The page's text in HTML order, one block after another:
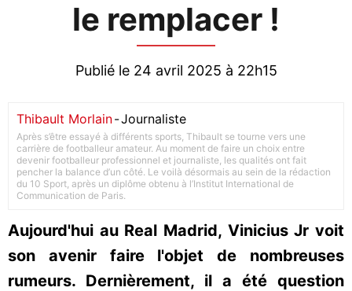
le remplacer !
Publié le 24 avril 2025 à 22h15
Thibault Morlain-Journaliste
Après s’être essayé à différents sports, Thibault se tourne vers une
carrière de footballeur amateur. Au moment de faire un choix entre
devenir footballeur professionnel et journaliste, les qualités ont fait
pencher la balance d’un côté. Le voilà désormais au sein de la rédaction
du 10 Sport, après un diplôme obtenu à l’Institut International de
Communication de Paris.
Aujourd'hui au Real Madrid, Vinicius Jr voit
son avenir faire l'objet de nombreuses
rumeurs. Dernièrement, il a été question